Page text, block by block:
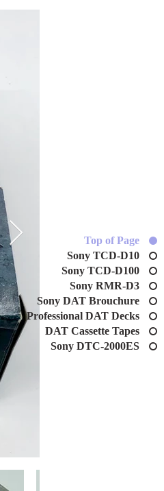
Top of Page
Sony TCD-D10
Sony TCD-D100
Sony RMR-D3
Sony DAT Brouchure
Professional DAT Decks
DAT Cassette Tapes
Sony DTC-2000ES